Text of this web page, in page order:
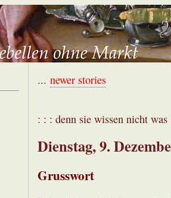
... newer stories
: : : denn sie wissen nicht
Dienstag, 9.
Grusswort